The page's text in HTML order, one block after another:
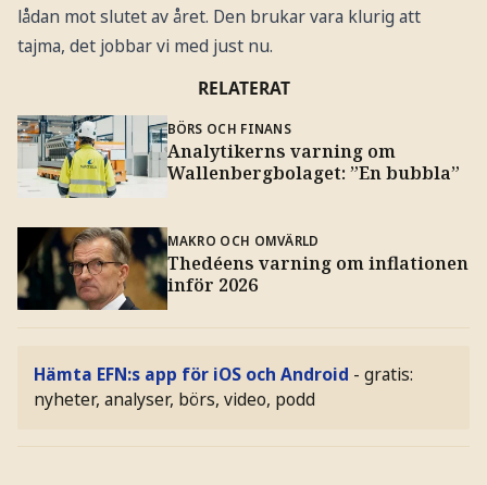
lådan mot slutet av året. Den brukar vara klurig att
tajma, det jobbar vi med just nu.
RELATERAT
BÖRS OCH FINANS
Analytikerns varning om
Wallenbergbolaget: ”En bubbla”
MAKRO OCH OMVÄRLD
Thedéens varning om inflationen
inför 2026
Hämta EFN:s app för iOS och Android - gratis:
nyheter, analyser, börs, video, podd